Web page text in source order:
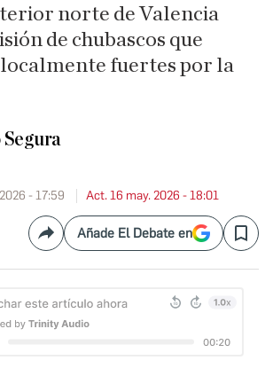
norte de Valencia
de chubascos que
fuertes por la
Segura
- 17:59 Act. 16 may. 2026 - 18:01
CompartirAñade El Debate en Save